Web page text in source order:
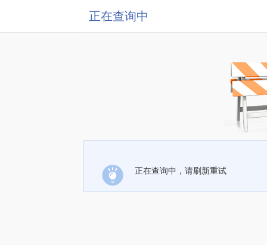
正在查询中
正在查询中，请刷新重试